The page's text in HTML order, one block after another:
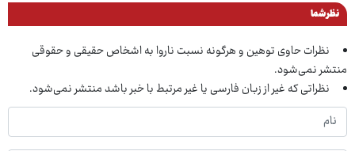
نظر شما
نظرات حاوی توهین و هرگونه نسبت ناروا به اشخاص حقیقی و حقوقی
منتشر نمی‌شود.
نظراتی که غیر از زبان فارسی یا غیر مرتبط با خبر باشد منتشر نمی‌شود.